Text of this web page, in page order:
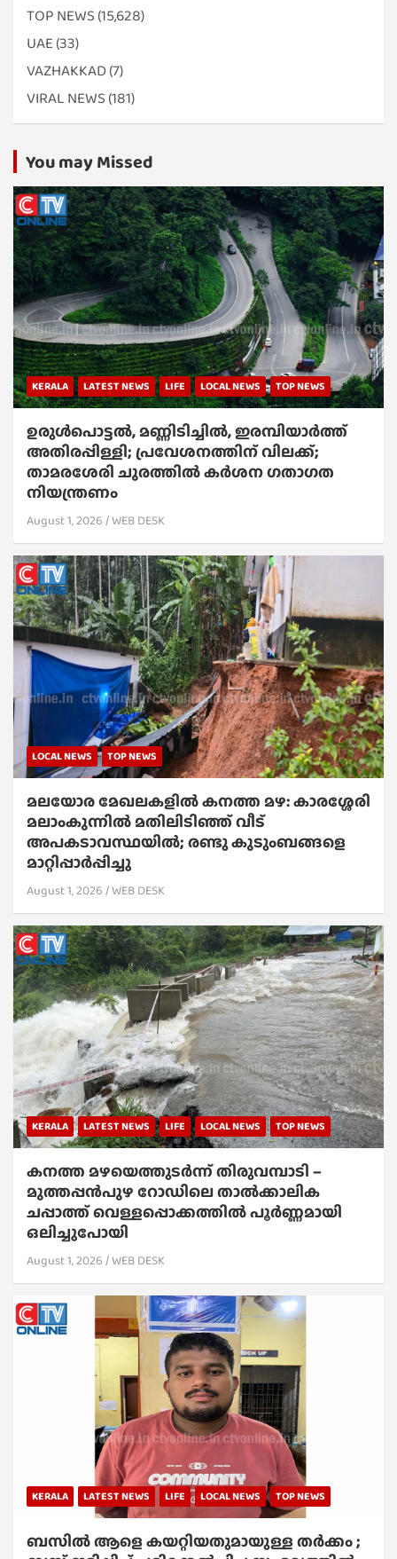
TOP NEWS (15,628)
UAE (33)
VAZHAKKAD(7)
VIRAL NEWS (181)
You may Missed
KERALA LATEST NEWS LIFE LOCAL NEWS TOP NEWS
ഉരുൾപൊട്ടൽ, മണ്ണിടിച്ചിൽ, ഇരമ്പിയാര്‍ത്ത്
അതിരപ്പിള്ളി; പ്രവേശനത്തിന് വിലക്ക്;
താമരശേരി ചുരത്തില്‍ കര്‍ശന ഗതാഗത
നിയന്ത്രണം
August 1, 2026 WEB DESK
LOCAL NEWS TOP NEWS
മലയോര മേഖലകളിൽ കനത്ത മഴ: കാരശ്ശേരി
മലാംകുന്നിൽ മതിലിടിഞ്ഞ് വീട്
അപകടാവസ്ഥയിൽ; രണ്ടു കുടുംബങ്ങളെ
മാറ്റിപ്പാർപ്പിച്ചു
August 1, 2026 WEB DESK
KERALA LATEST NEWS LIFE LOCAL NEWS TOP NEWS
കനത്ത മഴയെത്തുടർന്ന് തിരുവമ്പാടി –
മുത്തപ്പൻപുഴ റോഡിലെ താൽക്കാലിക
ചപ്പാത്ത് വെള്ളപ്പൊക്കത്തിൽ പൂർണ്ണമായി
ഒലിച്ചുപോയി
August 1, 2026 WEB DESK
KERALA LATEST NEWS LIFE LOCAL NEWS TOP NEWS
ബസിൽ ആളെ കയറ്റിയതുമായുള്ള തർക്കം ;